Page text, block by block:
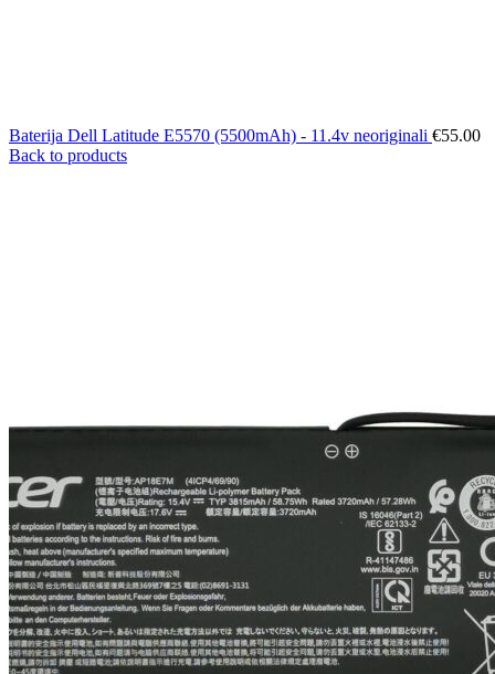
Baterija Dell Latitude E5570 (5500mAh) - 11.4v neoriginali €55.00
Back to products